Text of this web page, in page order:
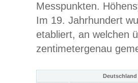
Messpunkten.
Im 19. Jahrhundert
etabliert, an welchen
zentimetergenau